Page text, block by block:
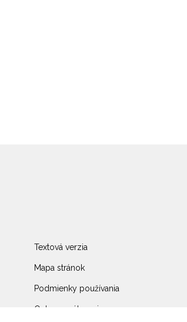
Textová verzia
Mapa stránok
Podmienky používania
Ochrana súkromia